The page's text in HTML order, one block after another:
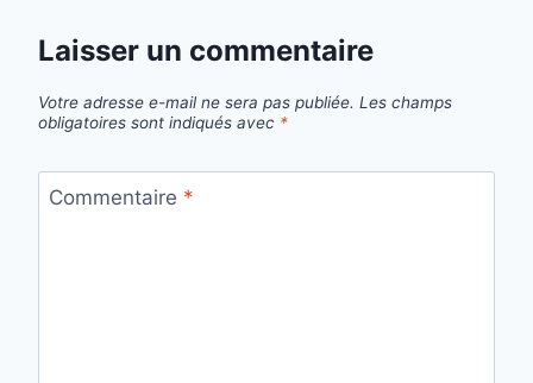
Laisser un commentaire
Votre adresse e-mail ne sera pas publiée. Les champs
obligatoires sont indiqués avec *
Commentaire *